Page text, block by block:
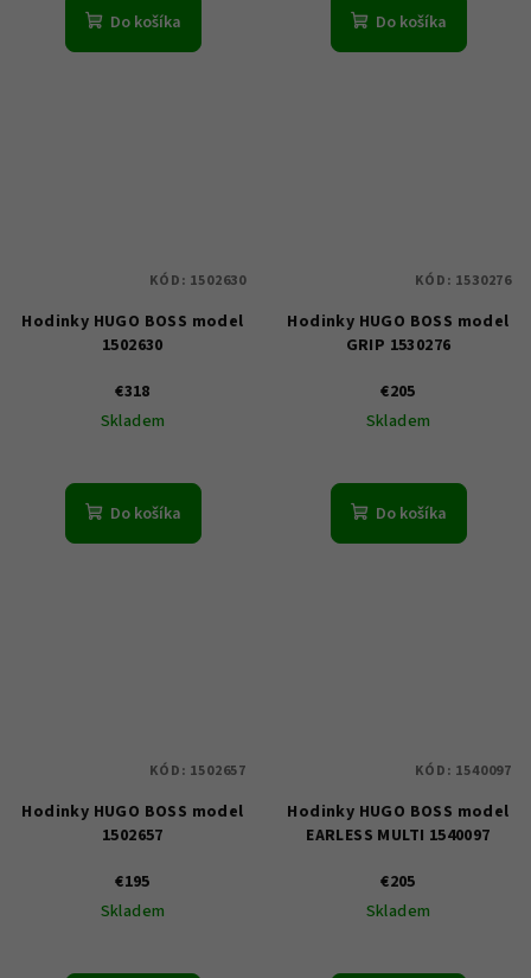
Do košíka Do košíka
Hodinky HUGO BOSS model
1502630
€318
Skladem
Do košíka
KÓD: 1502630
Hodinky HUGO BOSS model
GRIP 1530276
€205
Skladem
Do košíka
KÓD: 1530276
Hodinky HUGO BOSS model
1502657
€195
Skladem
KÓD: 1502657
Hodinky HUGO BOSS model
EARLESS MULTI 1540097
€205
Skladem
KÓD: 1540097